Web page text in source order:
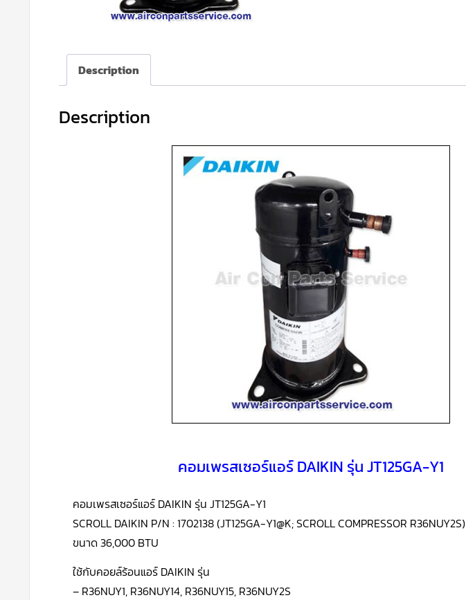
Description
Description
คอมเพรสเซอร์แอร์ DAIKIN รุ่น JT125GA-Y1
คอมเพรสเซอร์แอร์ DAIKIN รุ่น JT125GA-Y1
SCROLL DAIKIN P/N : 1702138 (JT125GA-Y1@K; SCROLL COMPRESSOR R36NUY2S)
ขนาด 36,000 BTU
ใช้กับคอยล์ร้อนแอร์ DAIKIN รุ่น
– R36NUY1, R36NUY14, R36NUY15, R36NUY2S